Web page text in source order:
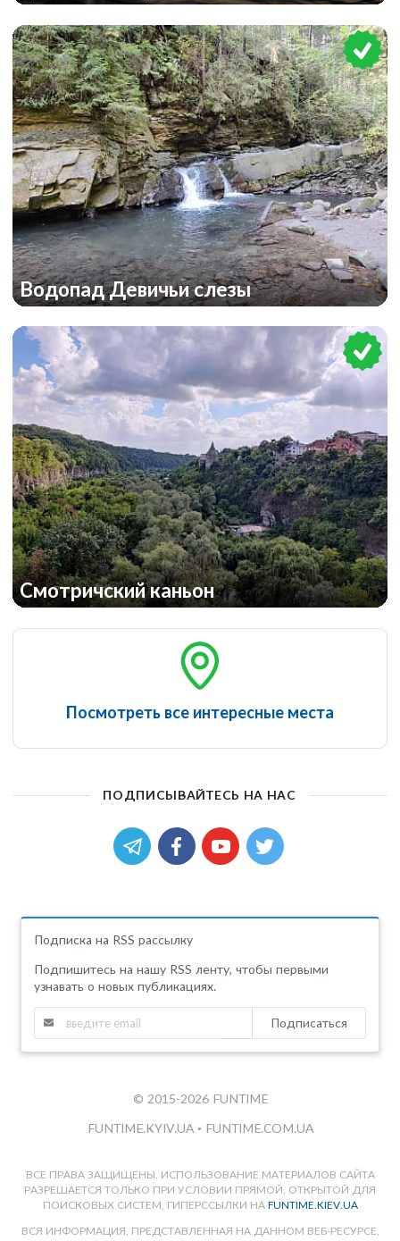
Водопад Девичьи слезы
Смотричский каньон
Посмотреть все интересные места
ПОДПИСЫВАЙТЕСЬ НА НАС
Подписка на RSS рассылку
Подпишитесь на нашу RSS ленту, чтобы первыми
узнавать о новых публикациях.
Подписаться
© 2015-2026 FUNTIME
FUNTIME.KYIV.UA • FUNTIME.COM.UA
ВСЕ ПРАВА ЗАЩИЩЕНЫ. ИСПОЛЬЗОВАНИЕ МАТЕРИАЛОВ САЙТА
РАЗРЕШАЕТСЯ ТОЛЬКО ПРИ УСЛОВИИ ПРЯМОЙ, ОТКРЫТОЙ ДЛЯ
ПОИСКОВЫХ СИСТЕМ, ГИПЕРССЫЛКИ НА FUNTIME.KIEV.UA
ВСЯ ИНФОРМАЦИЯ, ПРЕДСТАВЛЕННАЯ НА ДАННОМ ВЕБ-РЕСУРСЕ,